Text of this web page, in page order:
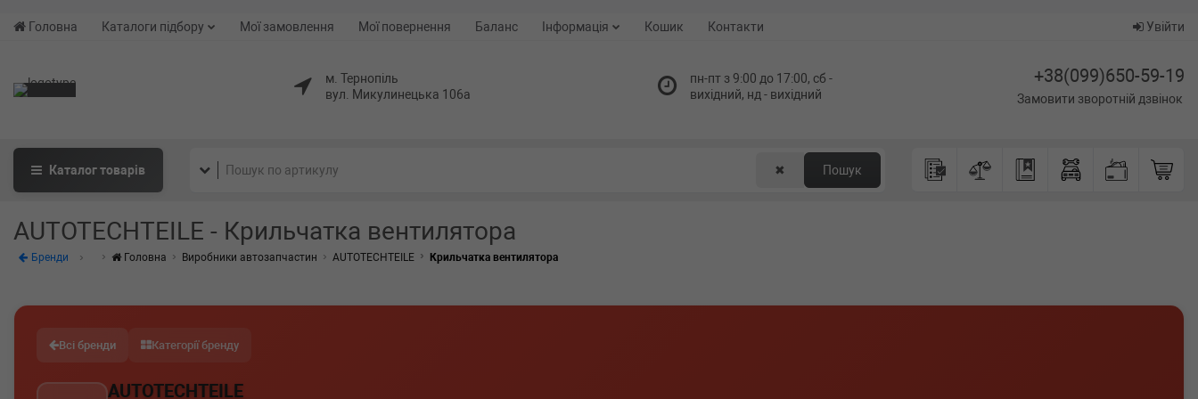
Головна Каталоги підбору Мої замовлення Мої повернення Баланс Інформація Кошик Контакти Увійти
м. Тернопіль
вул. Микулинецька 106а
пн-пт з 9:00 до 17:00, сб -
вихідний, нд - вихідний
+38(099)650-59-19
Замовити зворотній дзвінок
Каталогтоварів ✖ Пошук
AUTOTECHTEILE - Крильчатка вентилятора
Бренди Головна Виробники автозапчастин AUTOTECHTEILE Крильчатка вентилятора
Всі бренди Категорії бренду
AUTOTECHTEILE